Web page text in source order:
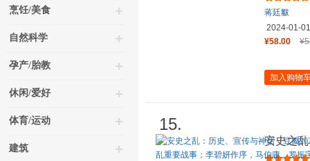
烹饪/美食
自然科学
孕产/胎教
休闲/爱好
体育/运动
建筑
蒋廷黻
2024-01-01
¥58.00
加入购物
15.
安史之
年度历史